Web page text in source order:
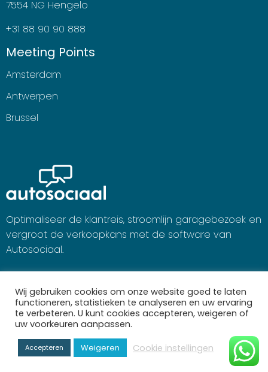
7554 NG Hengelo
+31 88 90 90 888
Meeting Points
Amsterdam
Antwerpen
Brussel
Optimaliseer de klantreis, stroomlijn garagebezoek en
vergroot de verkoopkans met de software van
Autosociaal.
Wij gebruiken cookies om onze website goed te laten
functioneren, statistieken te analyseren en uw ervaring
te verbeteren. U kunt cookies accepteren, weigeren of
uw voorkeuren aanpassen.
Accepteren Weigeren Cookie instellingen